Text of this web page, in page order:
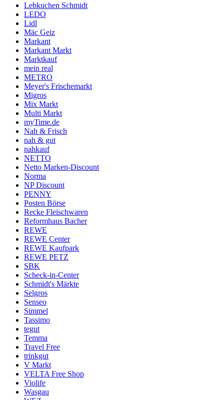
Lebkuchen Schmidt
LEDO
Lidl
Mäc Geiz
Markant
Markant Markt
Marktkauf
mein real
METRO
Meyer's Frischemarkt
Migros
Mix Markt
Multi Markt
myTime.de
Nah & Frisch
nah & gut
nahkauf
NETTO
Netto Marken-Discount
Norma
NP Discount
PENNY
Posten Börse
Recke Fleischwaren
Reformhaus Bacher
REWE
REWE Center
REWE Kaufpark
REWE PETZ
SBK
Scheck-in-Center
Schmidt's Märkte
Selgros
Senseo
Simmel
Tassimo
tegut
Temma
Travel Free
trinkgut
V Markt
VELTA Free Shop
Violife
Wasgau